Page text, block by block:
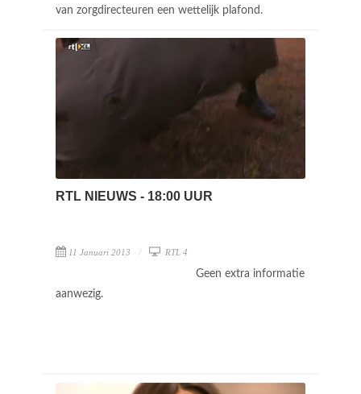
van zorgdirecteuren een wettelijk plafond.
RTL NIEUWS - 18:00 UUR
11 Januari 2013 RTL 4
Geen extra informatie
aanwezig.